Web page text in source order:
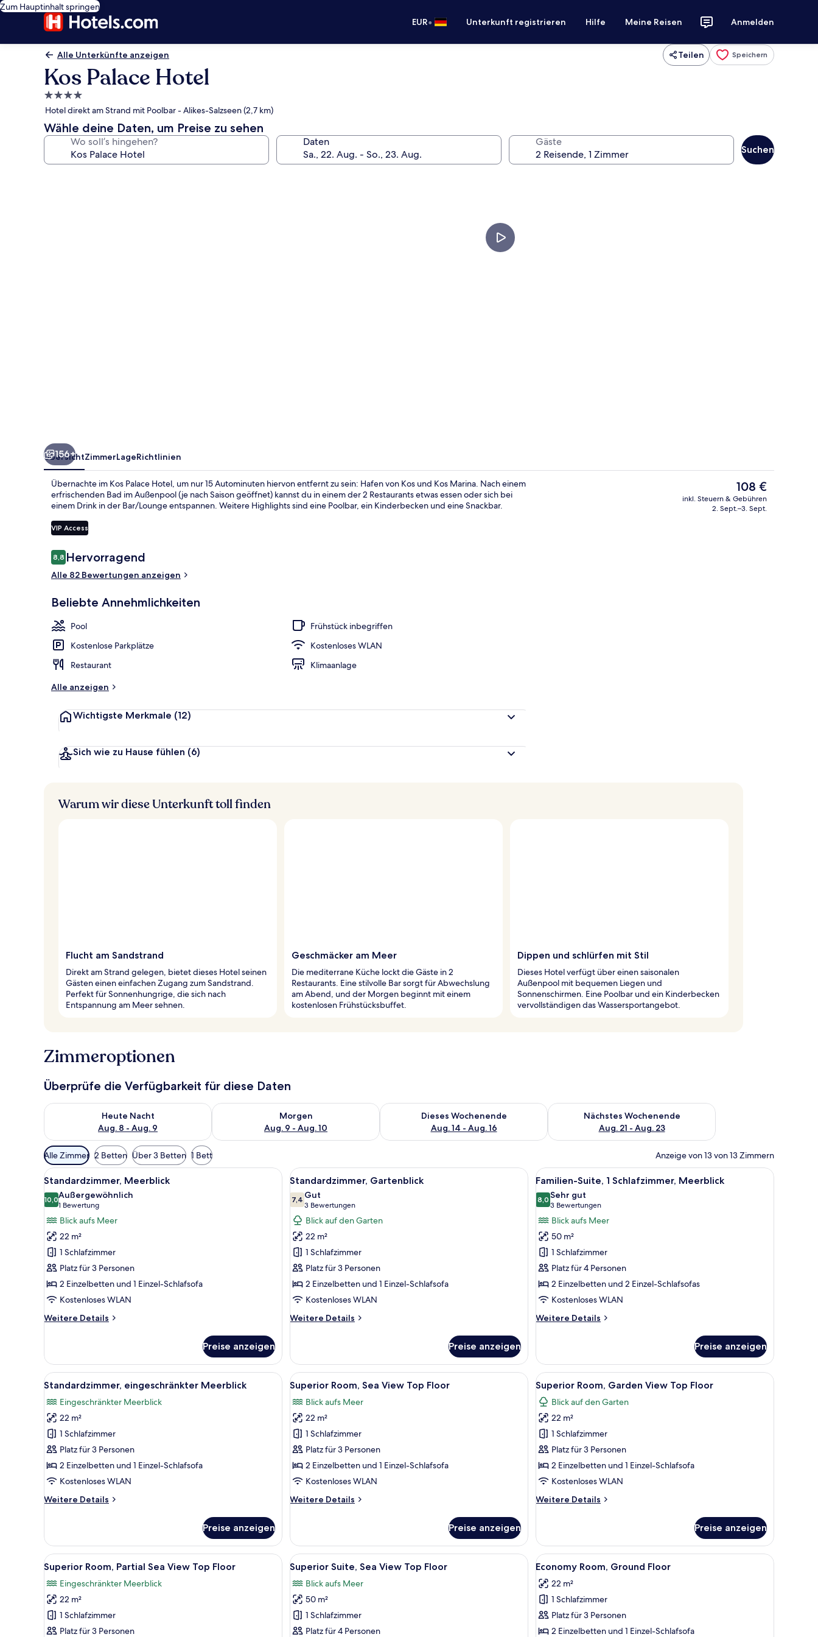
Zum Hauptinhalt springen
EUR• Unterkunft registrieren Hilfe Meine Reisen Anmelden
Alle Unterkünfte anzeigen Teilen Speichern
Kos Palace Hotel
4.0-
Sterne-
Unterkunft
Hotel direkt am Strand mit Poolbar - Alikes-Salzseen (2,7 km)
Wähle deine Daten, um Preise zu sehen
Wo soll’s hingehen? Daten Gäste
Suchen
Sehenswürdigkeit
156+
ÜbersichtZimmerLageRichtlinien
Übernachte im Kos Palace Hotel, um nur 15 Autominuten hiervon entfernt zu sein: Hafen von Kos und Kos Marina. Nach einem
erfrischenden Bad im Außenpool (je nach Saison geöffnet) kannst du in einem der 2 Restaurants etwas essen oder sich bei
einem Drink in der Bar/Lounge entspannen. Weitere Highlights sind eine Poolbar, ein Kinderbecken und eine Snackbar.
VIP Access
Bewertungen
8,88,8 von 10.
Hervorragend
Alle 82 Bewertungen anzeigen
Beliebte Annehmlichkeiten
Pool
Frühstück inbegriffen
Kostenlose Parkplätze
Kostenloses WLAN
Restaurant
Klimaanlage
Alle anzeigen
Wichtigste Merkmale (12)
Sich wie zu Hause fühlen (6)
Der
aktuelle
Preis
108 €
inkl. Steuern & Gebühren
2. Sept.–3. Sept.
Warum wir diese Unterkunft toll finden
Flucht am Sandstrand
Direkt am Strand gelegen, bietet dieses Hotel seinen
Gästen einen einfachen Zugang zum Sandstrand.
Perfekt für Sonnenhungrige, die sich nach
Entspannung am Meer sehnen.
Geschmäcker am Meer
Die mediterrane Küche lockt die Gäste in 2
Restaurants. Eine stilvolle Bar sorgt für Abwechslung
am Abend, und der Morgen beginnt mit einem
kostenlosen Frühstücksbuffet.
Dippen und schlürfen mit Stil
Dieses Hotel verfügt über einen saisonalen
Außenpool mit bequemen Liegen und
Sonnenschirmen. Eine Poolbar und ein Kinderbecken
vervollständigen das Wassersportangebot.
Zimmeroptionen
Überprüfe die Verfügbarkeit für diese Daten
Heute Nacht
Aug. 8 - Aug. 9
Überprüfe die Verfügbarkeit für heute Nacht, Aug. 8 - Aug. 9.
Morgen
Aug. 9 - Aug. 10
Überprüfe die Verfügbarkeit für morgen, Aug. 9 - Aug. 10.
Dieses Wochenende
Aug. 14 - Aug. 16
Überprüfe die Verfügbarkeit für dieses Wochenende, Aug. 14 - Aug. 16.
Nächstes Wochenende
Aug. 21 - Aug. 23
Überprüfe die Verfügbarkeit für nächstes Wochenende, Aug.
Verfügbare
Filter
für
Zimmer
Alle Zimmer 2 Betten Über 3 Betten 1 Bett Anzeige von 13 von 13 Zimmern
Alle
Fotos
für
Standardzimmer,
Meerblick
anzeigen
Ein Hotelzimmer mit Bett, Sofa, Schreibtisch und Blick ins Freie.
6
Standardzimmer, Meerblick
10,010,0 von 10
Außergewöhnlich
1 Bewertung
(1
Bewertung)
Blick aufs Meer
22 m²
1 Schlafzimmer
Platz für 3 Personen
2 Einzelbetten und 1 Einzel-Schlafsofa
Kostenloses WLAN
Weitere Details
Weitere
Meerblick
Preise anzeigen
Alle
Fotos
für
Standardzimmer,
Gartenblick
anzeigen
Standardzimmer, Gartenblick | Zimmersafe, Schreibtisch, Bügeleisen/Bügelbrett, kostenloses WLAN
7
Standardzimmer, Gartenblick
7,47,4 von 10
Gut
3 Bewertungen
(3
Bewertungen)
Blick auf den Garten
22 m²
1 Schlafzimmer
Platz für 3 Personen
2 Einzelbetten und 1 Einzel-Schlafsofa
Kostenloses WLAN
Weitere Details
Weitere
Gartenblick
Preise anzeigen
Alle
Fotos
für
Familien-
Suite,
1
Schlafzimmer,
Meerblick
anzeigen
Ein Wohnzimmer mit einer Couch, einem
13
Familien-Suite, 1 Schlafzimmer, Meerblick
8,08,0 von 10
Sehr gut
3 Bewertungen
(3
Bewertungen)
Blick aufs Meer
50 m²
1 Schlafzimmer
Platz für 4 Personen
2 Einzelbetten und 2 Einzel-Schlafsofas
Kostenloses WLAN
Weitere Details
Weitere
Suite,
Schlafzimmer,
Meerblick
Preise anzeigen
Alle
Fotos
für
Standardzimmer,
eingeschränkter
Meerblick
anzeigen
Ein Hotelzimmer mit einem großen Bett, einem Schreibtisch, einem Stuhl, einem Kleiderschrank und Blick ins Freie durch ein Fenster.
7
Standardzimmer, eingeschränkter Meerblick
Eingeschränkter Meerblick
22 m²
1 Schlafzimmer
Platz für 3 Personen
2 Einzelbetten und 1 Einzel-Schlafsofa
Kostenloses WLAN
Weitere Details
Weitere
eingeschränkter
Meerblick
Preise anzeigen
Alle
Fotos
für
Superior
Room,
Sea
View
Top
anzeigen
Ein Hotelzimmer mit einem großen Bett, einem Sessel, einem kleinen Tisch und Meerblick durch eine Schiebetür.
13
Superior Room, Sea View Top Floor
Blick aufs Meer
22 m²
1 Schlafzimmer
Platz für 3 Personen
2 Einzelbetten und 1 Einzel-Schlafsofa
Kostenloses WLAN
Weitere Details
Weitere
Room,
Sea
View
Top
Floor
Preise anzeigen
Alle
Fotos
für
Superior
Room,
Garden
View
Top
anzeigen
Ein modernes Hotelzimmer mit einem
9
Superior Room, Garden View Top Floor
Blick auf den Garten
22 m²
1 Schlafzimmer
Platz für 3 Personen
2 Einzelbetten und 1 Einzel-Schlafsofa
Kostenloses WLAN
Weitere Details
Weitere
Room,
Garden
View
Floor
Preise anzeigen
Alle
Fotos
für
Superior
Room,
Partial
Ein modernes Hotelzimmer mit einem großen Bett, einem Schreibtisch und einem Balkon mit Blick.
8
Superior Room, Partial Sea View Top Floor
Eingeschränkter Meerblick
22 m²
1 Schlafzimmer
Platz für 3 Personen
Alle
Fotos
für
Superior
Suite,
Sea
Ein Hotelzimmer mit Bett, Nachttischen, einem Balkon mit Tisch und Stühlen und Meerblick.
14
Superior Suite, Sea View Top Floor
Blick aufs Meer
50 m²
1 Schlafzimmer
Platz für 4 Personen
Alle
Fotos
für
Economy
Room,
Ground
Ein Hotelzimmer mit zwei Betten, einem
8
Economy Room, Ground Floor
22 m²
1 Schlafzimmer
Platz für 3 Personen
2 Einzelbetten und 1 Einzel-Schlafsofa